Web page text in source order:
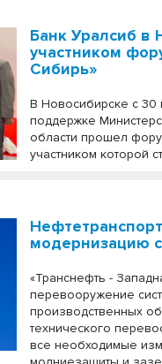
Банк Уралсиб в
участником
Сибирь»
В Новосибирске с 30
поддержке
области прошел
участником которой
модернизацию
«Транснефть -
перевооружение
производственных
технического
все необходимые